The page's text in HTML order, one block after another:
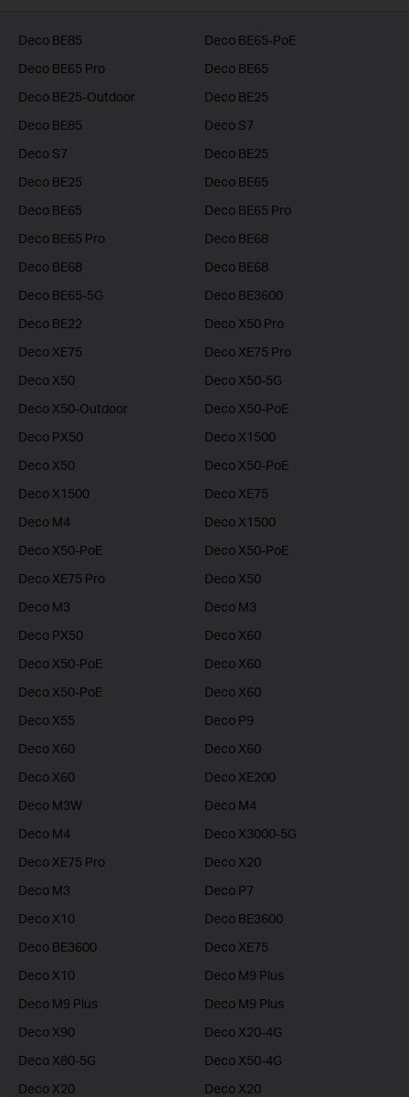
Deco BE85
Deco BE65-PoE
Deco BE65 Pro
Deco BE65
Deco BE25-Outdoor
Deco BE25
Deco BE85
Deco S7
Deco S7
Deco BE25
Deco BE25
Deco BE65
Deco BE65
Deco BE65 Pro
Deco BE65 Pro
Deco BE68
Deco BE68
Deco BE68
Deco BE65-5G
Deco BE3600
Deco BE22
Deco X50 Pro
Deco XE75
Deco XE75 Pro
Deco X50
Deco X50-5G
Deco X50-Outdoor
Deco X50-PoE
Deco PX50
Deco X1500
Deco X50
Deco X50-PoE
Deco X1500
Deco XE75
Deco M4
Deco X1500
Deco X50-PoE
Deco X50-PoE
Deco XE75 Pro
Deco X50
Deco M3
Deco M3
Deco PX50
Deco X60
Deco X50-PoE
Deco X60
Deco X50-PoE
Deco X60
Deco X55
Deco P9
Deco X60
Deco X60
Deco X60
Deco XE200
Deco M3W
Deco M4
Deco M4
Deco X3000-5G
Deco XE75 Pro
Deco X20
Deco M3
Deco P7
Deco X10
Deco BE3600
Deco BE3600
Deco XE75
Deco X10
Deco M9 Plus
Deco M9 Plus
Deco M9 Plus
Deco X90
Deco X20-4G
Deco X80-5G
Deco X50-4G
Deco X20
Deco X20